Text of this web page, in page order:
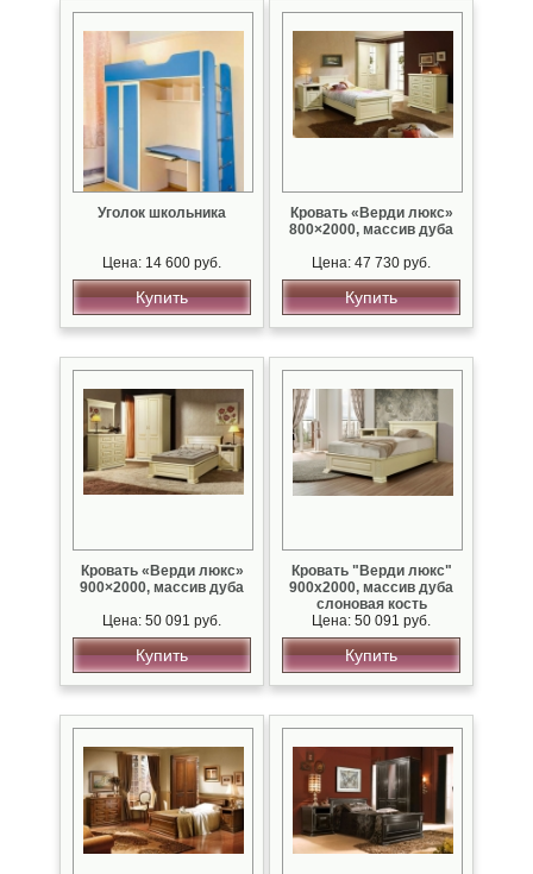
Уголок школьника
Цена: 14 600 руб.
Купить
Кровать «Верди люкс»
800×2000, массив дуба
Цена: 47 730 руб.
Купить
Кровать «Верди люкс»
900×2000, массив дуба
Цена: 50 091 руб.
Купить
Кровать "Верди люкс"
900х2000, массив дуба
слоновая кость
спатиной
Цена: 50 091 руб.
Купить